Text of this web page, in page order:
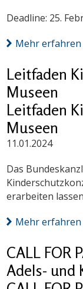
Deadline: 25.
Mehr erfahren
Leitfaden
Museen
Leitfaden
Museen
11.01.2024
Das
erarbeiten
Mehr erfahren
CALL FOR
Adels- und